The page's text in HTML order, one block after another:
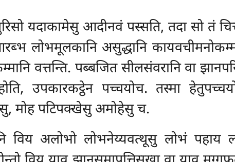
यदाकामेसु आदीनवं पस्सति, तदा सो तं
लोभमूलकानि असुद्धानि
वत्तन्ति. पब्बजित सीलसंवरानि वा
उपकारकट्ठेन पच्चयोच. तस्मा
मोह पटिपक्खेसु अमोहेसु च.
विय अलोभो लोभनेय्यवत्थूसु लोभं पहाय